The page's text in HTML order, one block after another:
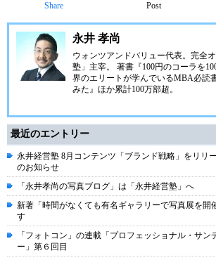
Share Post
永井 孝尚
ウォンツアンドバリュー代表。完全
塾」主宰。 著書『100円のコーラを
界のエリートが学んでいるMBA必読
みた』ほか累計100万部超。
最近のエントリー
永井経営塾 8月コンテンツ「ブランド戦略」をリリ
のお知らせ
「永井孝尚の写真ブログ」は「永井経営塾」へ
新著「時間がなくても有名ギャラリーで写真展を開
す
「フォトコン」の連載「プロフェッショナル・サン
ー」第６回目